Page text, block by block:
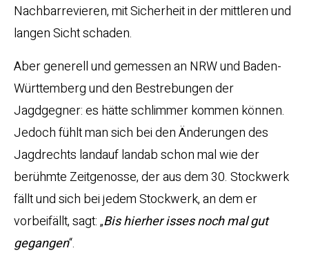
Nachbarrevieren, mit Sicherheit in der mittleren und
langen Sicht schaden.
Aber generell und gemessen an NRW und Baden-
Württemberg und den Bestrebungen der
Jagdgegner: es hätte schlimmer kommen können.
Jedoch fühlt man sich bei den Änderungen des
Jagdrechts landauf landab schon mal wie der
berühmte Zeitgenosse, der aus dem 30. Stockwerk
fällt und sich bei jedem Stockwerk, an dem er
vorbeifällt, sagt: „Bis hierher isses noch mal gut
gegangen“.